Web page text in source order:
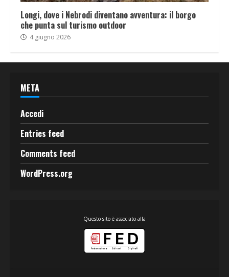
Longi, dove i Nebrodi diventano avventura: il borgo
che punta sul turismo outdoor
4 giugno 2026
META
Accedi
Entries feed
Comments feed
WordPress.org
Questo sito è associato alla